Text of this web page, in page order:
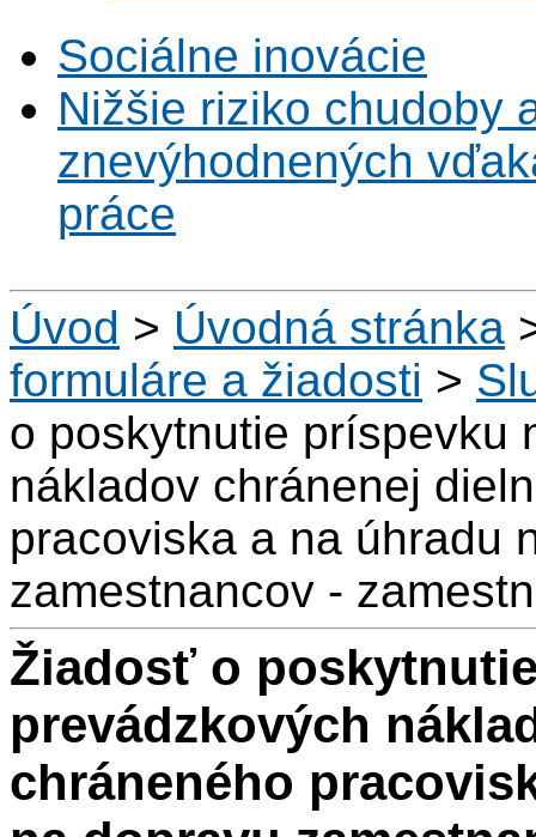
Sociálne inovácie
Nižšie riziko chudoby
znevýhodnených
práce
Úvod > Úvodná stránka
formuláre a žiadosti >
o poskytnutie príspevku
nákladov chránenej
pracoviska a na úhradu
zamestnancov -
Žiadosť o
prevádzkových
chráneného